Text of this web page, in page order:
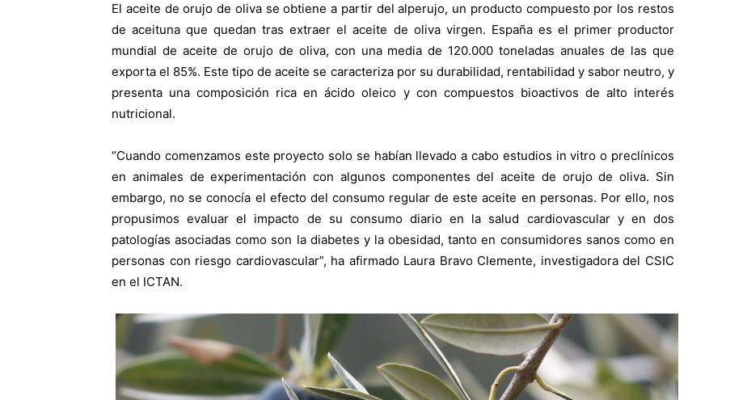
El aceite de orujo de oliva se obtiene a partir del alperujo, un producto compuesto por los restos
de aceituna que quedan tras extraer el aceite de oliva virgen. España es el primer productor
mundial de aceite de orujo de oliva, con una media de 120.000 toneladas anuales de las que
exporta el 85%. Este tipo de aceite se caracteriza por su durabilidad, rentabilidad y sabor neutro, y
presenta una composición rica en ácido oleico y con compuestos bioactivos de alto interés
nutricional.
“Cuando comenzamos este proyecto solo se habían llevado a cabo estudios in vitro o preclínicos
en animales de experimentación con algunos componentes del aceite de orujo de oliva. Sin
embargo, no se conocía el efecto del consumo regular de este aceite en personas. Por ello, nos
propusimos evaluar el impacto de su consumo diario en la salud cardiovascular y en dos
patologías asociadas como son la diabetes y la obesidad, tanto en consumidores sanos como en
personas con riesgo cardiovascular”, ha afirmado Laura Bravo Clemente, investigadora del CSIC
en el ICTAN.